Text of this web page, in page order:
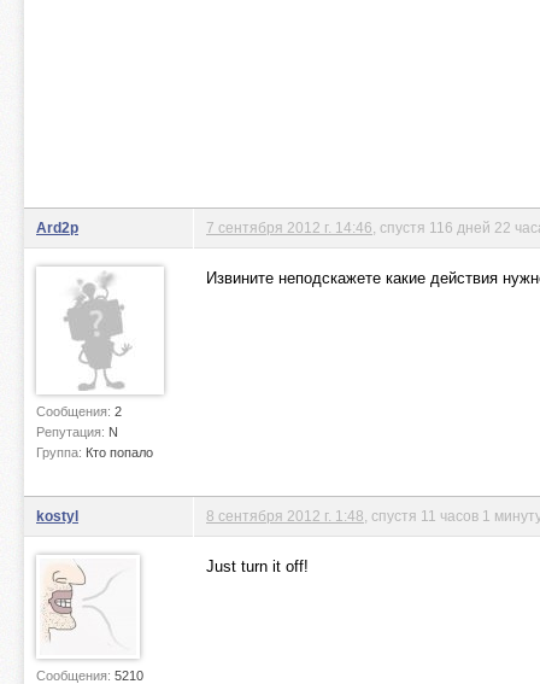
Ard2p
Сообщения: 2
Репутация: N
Группа: Кто попало
7 сентября 2012 г. 14:46 , спустя 116 дней 22
Извините неподскажете какие действия
kostyl
Сообщения: 5210
8 сентября 2012 г. 1:48 , спустя 11 часов 1
Just turn it off!